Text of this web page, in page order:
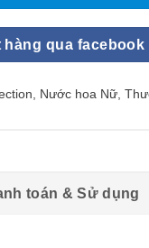
hàng qua facebook
Nước hoa Nữ
toán & Sử dụng